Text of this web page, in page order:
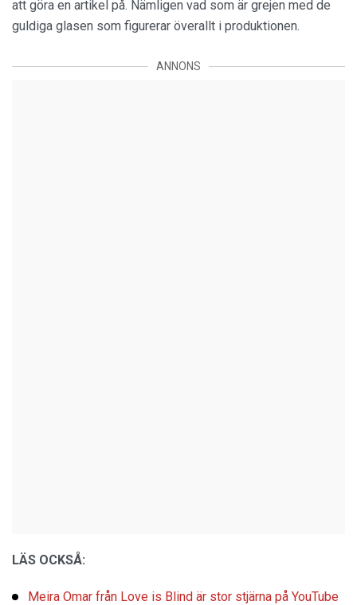
att göra en artikel på. Nämligen vad som är grejen med de
guldiga glasen som figurerar överallt i produktionen.
ANNONS
LÄS OCKSÅ:
Meira Omar från Love is Blind är stor stjärna på YouTube